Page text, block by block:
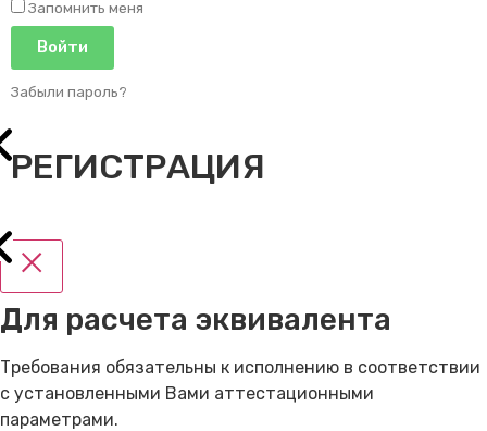
Запомнить меня
Войти
Забыли пароль?
РЕГИСТРАЦИЯ
Для расчета эквивалента
Требования обязательны к исполнению в соответствии
с установленными Вами аттестационными
параметрами.